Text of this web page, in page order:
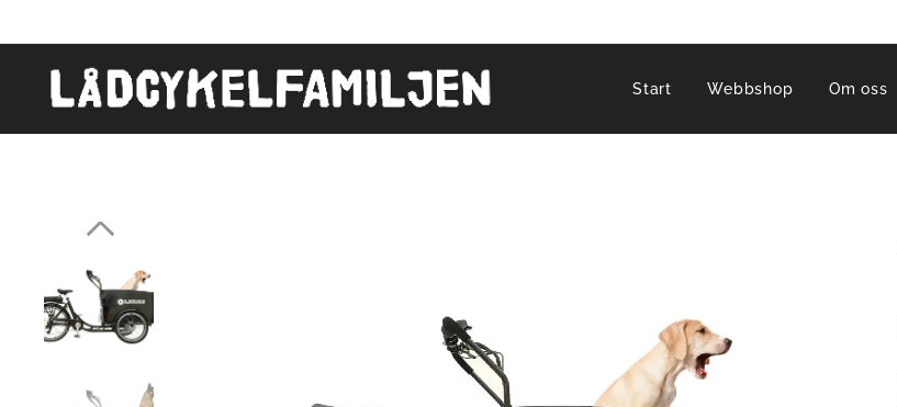
Start Webbshop Om oss